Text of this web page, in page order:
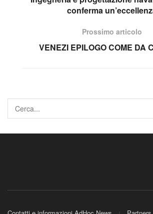
conferma
Prossimo articolo
VENEZI EPILOGO COME DA